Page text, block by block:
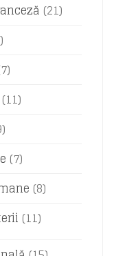
(21)
(11)
(7)
(8)
(11)